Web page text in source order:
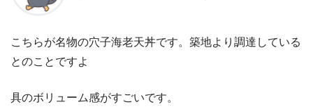
こちらが名物の穴子海老天丼です。築地より調達している
とのことですよ
具のボリューム感がすごいです。